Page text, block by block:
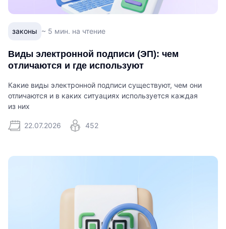
законы ~ 5 мин. на чтение
Виды электронной подписи (ЭП): чем
отличаются и где используют
Какие виды электронной подписи существуют, чем они
отличаются и в каких ситуациях используется каждая
из них
22.07.2026 452